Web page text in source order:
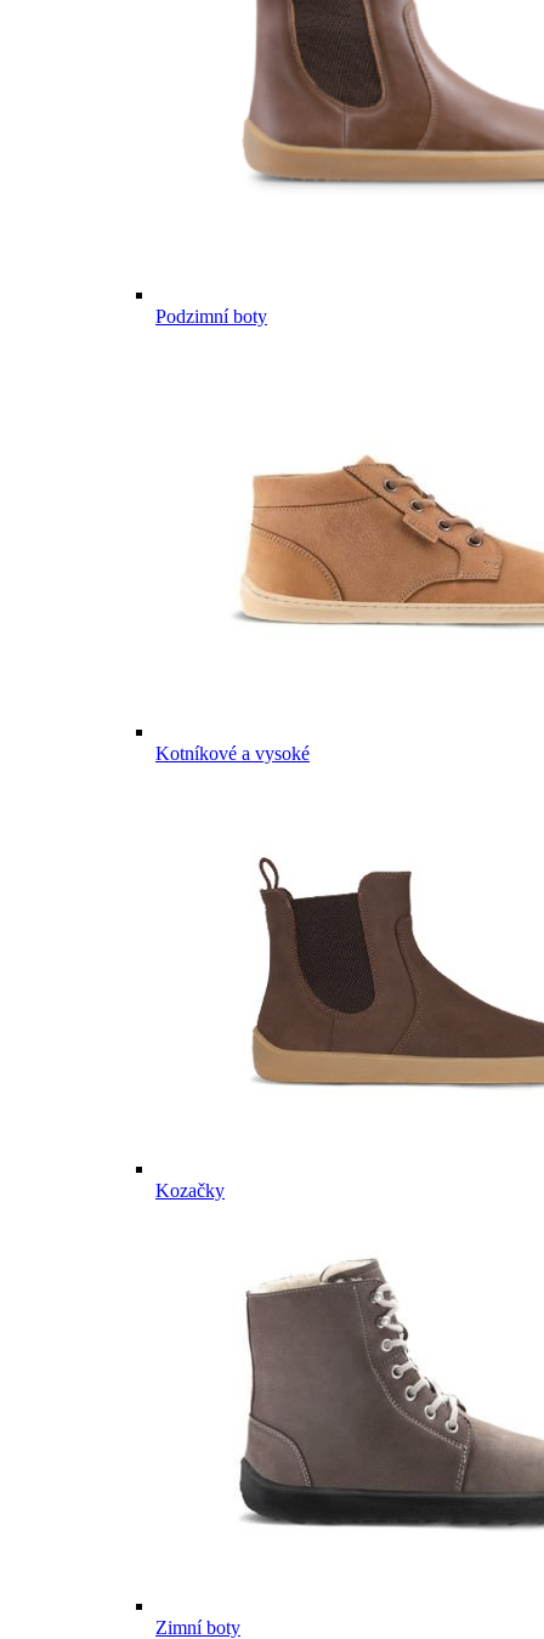
Podzimní boty
Kotníkové a vysoké
Kozačky
Zimní boty